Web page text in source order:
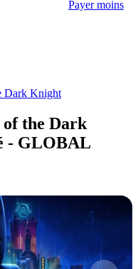
Payer moins
Dark Knight
the Dark
- GLOBAL